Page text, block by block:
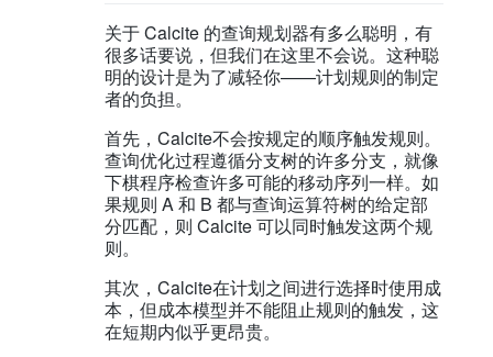
关于 Calcite 的查询规划器有多么聪明，有
很多话要说，但我们在这里不会说。这种聪
明的设计是为了减轻你——计划规则的制定
者的负担。
首先，Calcite不会按规定的顺序触发规则。
查询优化过程遵循分支树的许多分支，就像
下棋程序检查许多可能的移动序列一样。如
果规则 A 和 B 都与查询运算符树的给定部
分匹配，则 Calcite 可以同时触发这两个规
则。
其次，Calcite在计划之间进行选择时使用成
本，但成本模型并不能阻止规则的触发，这
在短期内似乎更昂贵。